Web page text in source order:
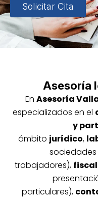
Solicitar Cita
Asesoría
En Asesoría
especializados en el
y
ámbito jurídico,
trabajadores), fiscal
particulares),